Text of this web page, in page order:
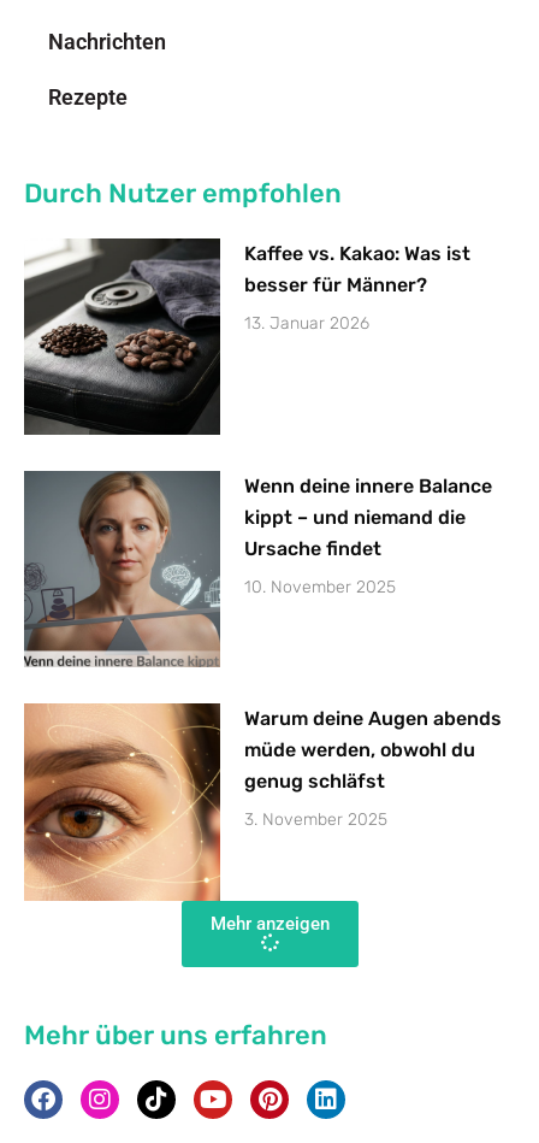
Nachrichten
Rezepte
Durch Nutzer empfohlen
Kaffee vs. Kakao: Was ist
besser für Männer?
13. Januar 2026
Wenn deine innere Balance
kippt – und niemand die
Ursache findet
10. November 2025
Warum deine Augen abends
müde werden, obwohl du
genug schläfst
3. November 2025
Mehr anzeigen
Mehr über uns erfahren